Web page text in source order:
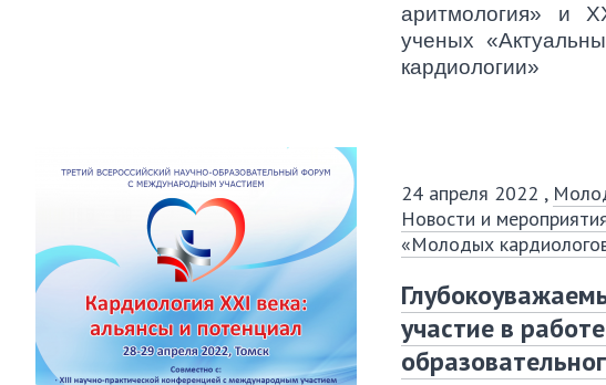
аритмология» и
ученых
кардиологии»
24 апреля 2022 ,
Новости и
«Молодых
участие в